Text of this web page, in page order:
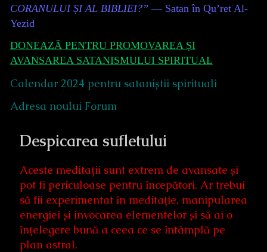
CORANULUI ȘI AL BIBLIEI?” — Satan în Qu’ret Al-
Yezid
DONEAZĂ PENTRU PROMOVAREA ȘI
AVANSAREA SATANISMULUI SPIRITUAL
Calendar 2024 pentru sataniștii spirituali
Adresa noului Forum
Despicarea sufletului
Aceste meditații sunt extrem de avansate și
pot fi periculoase pentru începători. Ar trebui
să fii experimentat în meditație, manipularea
energiei și invocarea elementelor și să ai o
înțelegere bună a ceea ce se întâmplă pe
plan astral.